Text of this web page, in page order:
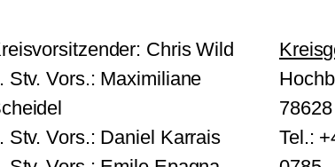
Chris Wild
Stv. Vors.: Maximiliane
Stv. Vors.: Daniel Karrais
Tel.: